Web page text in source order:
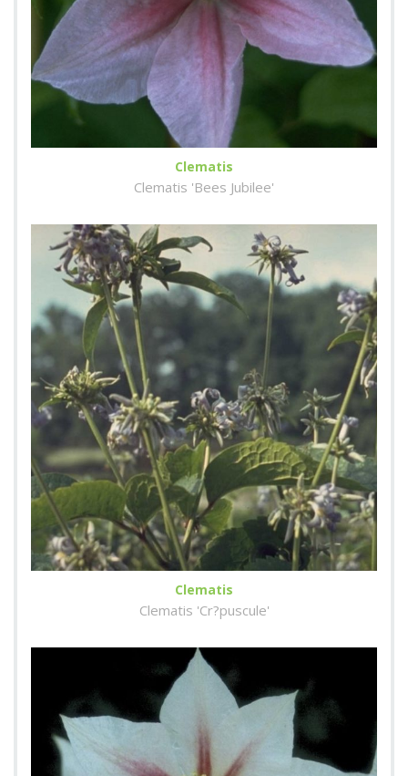
Clematis
Clematis 'Bees Jubilee'
Clematis
Clematis 'Cr?puscule'